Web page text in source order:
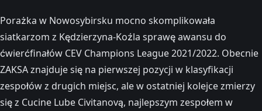
Porażka w Nowosybirsku mocno skomplikowała
siatkarzom z Kędzierzyna-Koźla sprawę awansu do
ćwierćfinałów CEV Champions League 2021/2022. Obecnie
ZAKSA znajduje się na pierwszej pozycji w klasyfikacji
zespołów z drugich miejsc, ale w ostatniej kolejce zmierzy
się z Cucine Lube Civitanovą, najlepszym zespołem w